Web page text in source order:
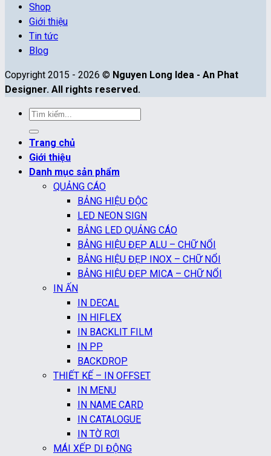
Shop
Giới thiệu
Tin tức
Blog
Copyright 2015 - 2026 © Nguyen Long Idea - An Phat
Designer. All rights reserved.
Tìm
kiếm:
Trang chủ
Giới thiệu
Danh mục sản phẩm
QUẢNG CÁO
BẢNG HIỆU ĐỘC
LED NEON SIGN
BẢNG LED QUẢNG CÁO
BẢNG HIỆU ĐẸP ALU – CHỮ NỔI
BẢNG HIỆU ĐẸP INOX – CHỮ NỔI
BẢNG HIỆU ĐẸP MICA – CHỮ NỔI
IN ẤN
IN DECAL
IN HIFLEX
IN BACKLIT FILM
IN PP
BACKDROP
THIẾT KẾ – IN OFFSET
IN MENU
IN NAME CARD
IN CATALOGUE
IN TỜ RƠI
MÁI XẾP DI ĐỘNG